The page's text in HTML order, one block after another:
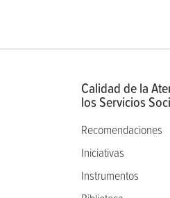
Calidad de la
los Servicios
Recomendaciones
Iniciativas
Instrumentos